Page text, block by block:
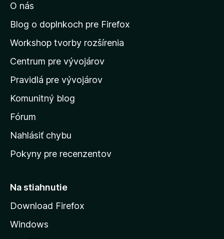
ť
n
d
o
m
v
s
k
s
r
n
k
O nás
Blog o doplnkoch pre Firefox
Workshop tvorby rozšírenia
Centrum pre vývojárov
Pravidlá pre vývojárov
Komunitný blog
Fórum
Nahlásiť chybu
Pokyny pre recenzentov
Na stiahnutie
Download Firefox
Windows